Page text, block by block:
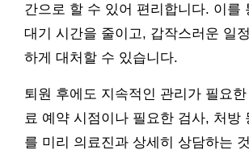
간으로 할 수 있어 편리합니다. 이를
대기 시간을 줄이고, 갑작스러운 일
하게 대처할 수 있습니다.
퇴원 후에도 지속적인 관리가 필요
료 예약 시점이나 필요한 검사, 처방
를 미리 의료진과 상세히 상담하는